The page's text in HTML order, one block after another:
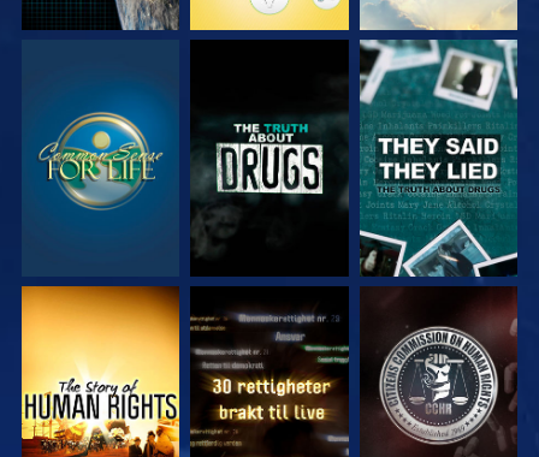
SE SE
SE SE SE